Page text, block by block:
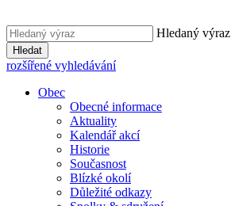
Hledaný výraz
Hledat
rozšířené vyhledávání
Obec
Obecné informace
Aktuality
Kalendář akcí
Historie
Současnost
Blízké okolí
Důležité odkazy